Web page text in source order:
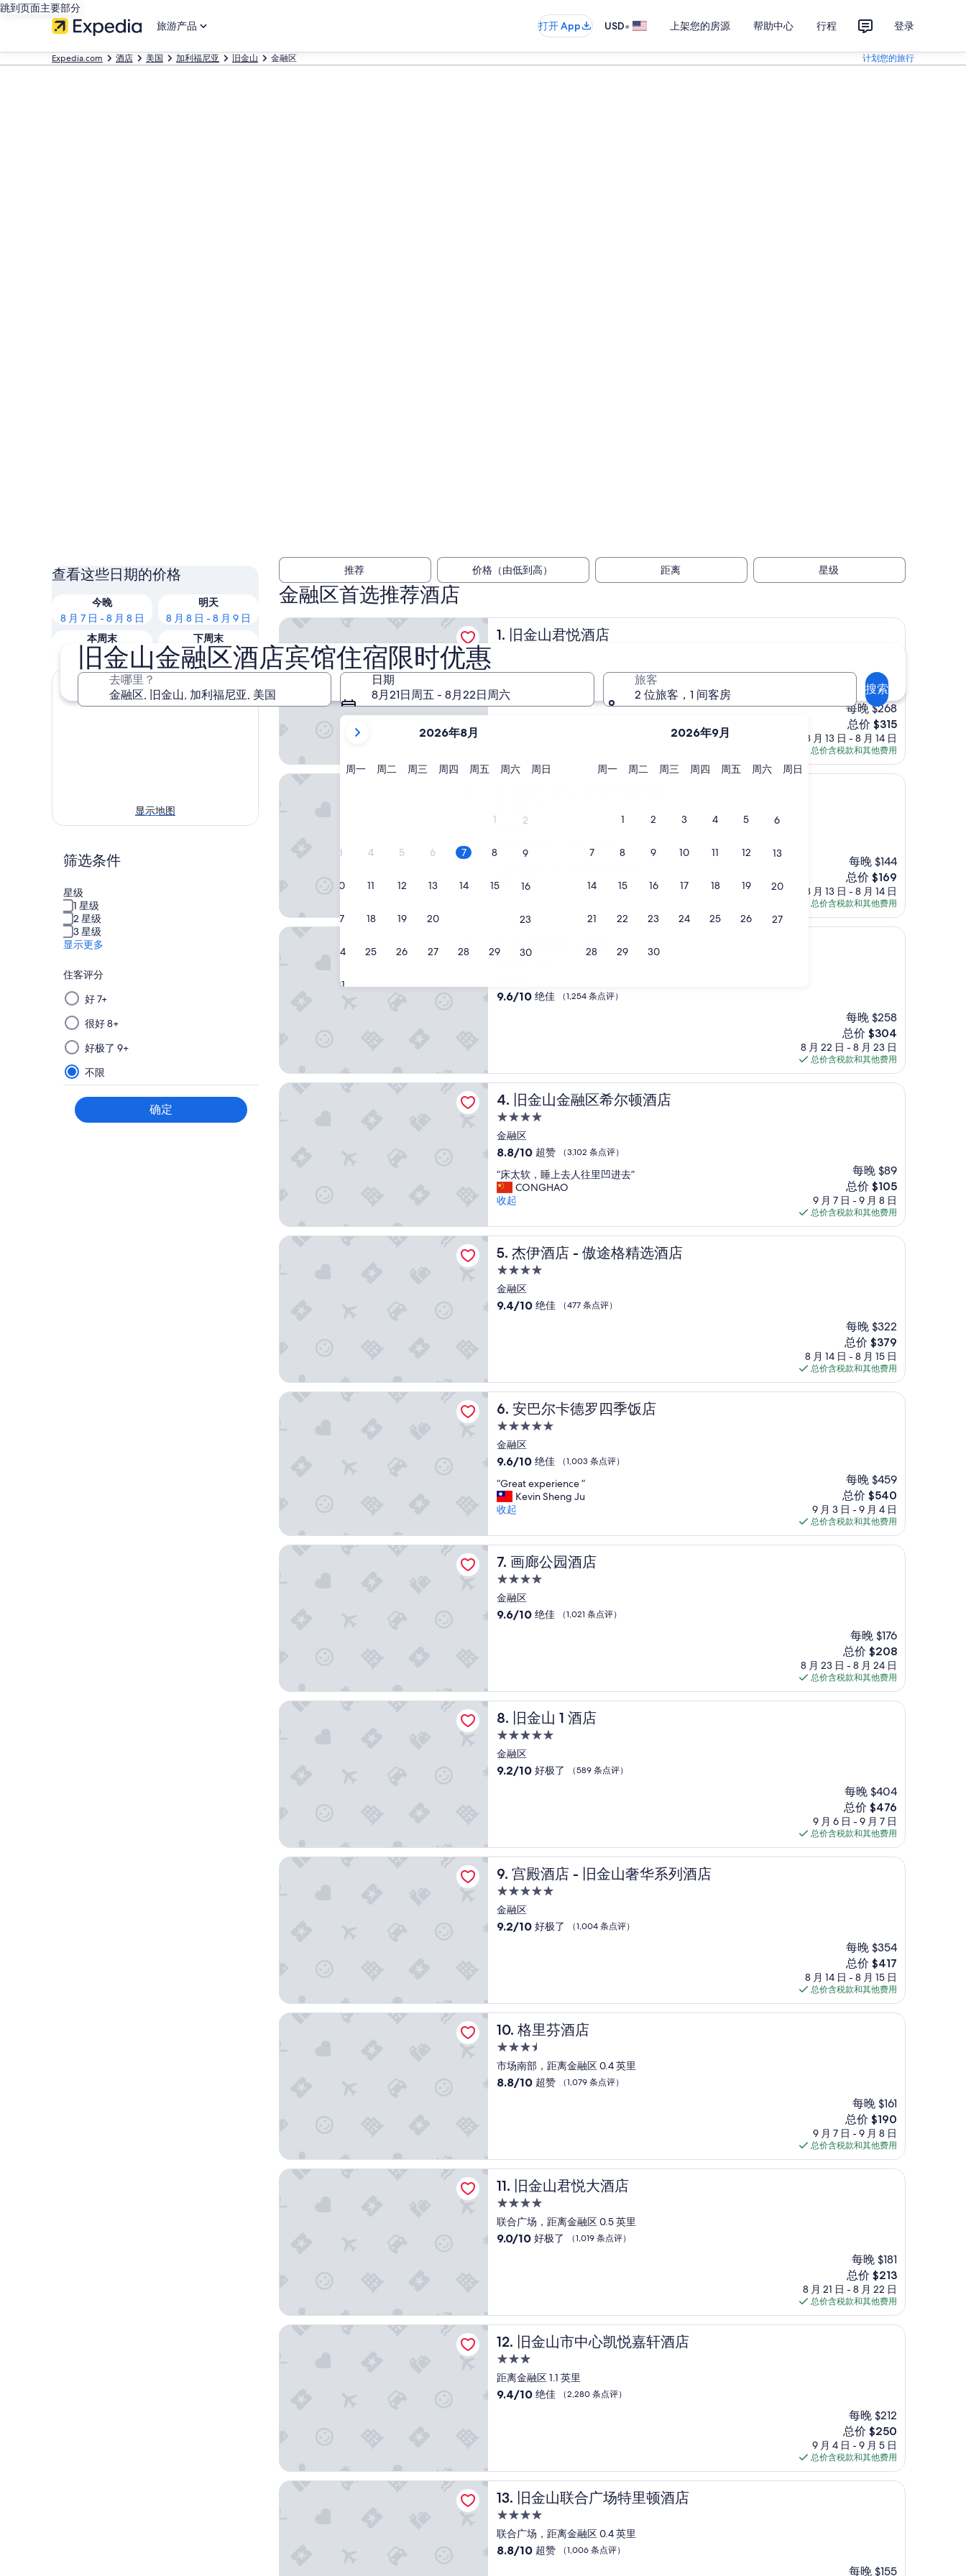
跳到页面主要部分
旅游产品
打开 App USD• 上架您的房源 帮助中心 行程 登录
Expedia.com 酒店 美国 加利福尼亚 旧金山 金融区 计划您的旅行
旧金山金融区酒店宾馆住宿限时优惠
去哪里？
日期
8月21日周五 - 8月22日周六
当
示
年
和
September。
2026年8月
周一星
周二 周三星
周四星
周五星
周六星
周日
1
2
3 4 5 6 7 8 9
10 11 12 13 14 15 16
17 18 19 20 23
24 25 26 27 28 29 30
31
2026年9月
周一星
周二 周三星
周四星
周五星
周六星
周日 星
1
2 3 4 5 6
7 8 9 10 11 12 13
14 15 16 17 18 19 20
21 22 23 24 25 26 27
28 29 30
旅客
2 位旅客，1 间客房
搜索
查看这些日期的价格
今晚
8 月 7 日 - 8 月 8 日
明天
8 月 8 日 - 8 月 9 日
本周末
8 月 7 日 - 8 月 9 日
下周末
8 月 14 日 - 8 月 16 日
显示地图
筛选条件
星级
1 星级
2 星级
3 星级
显示更多
住客评分
从
该
组
选
择
筛
选
好 7+
很好 8+
好极了 9+
不限
确定
推荐 价格（由低到高） 距离 星级
金融区首选推荐酒店
1. 旧金山君悦酒店
旧金山君悦酒店
宿
金融区
9.2
分，
极
了，
点
9.2/10 （2,407 条点评）
每晚 $268
新
价
格
$315
总价 $315
8 月 13 日 - 8 月 14 日
总价含税款和其他费用
旧金山君悦酒店
星
宿
金融区
分，
分
10，
条
点
o
!
h
t
i
o
s
g
o
d
!
收起
每晚 $144
新
价
格
$169
总价 $169
8 月 13 日 - 8 月 14 日
总价含税款和其他费用
旧金山码头区俱乐部酒店
3. 奥尼旧金山酒店
住
9.6
佳，
（1,254
条
点
评）
9.6/10 绝佳 （1,254 条点评）
每晚 $258
新
价
格
$304
总价 $304
8 月 22 日 - 8 月 23 日
总价含税款和其他费用
奥尼旧金山酒店
4. 旧金山金融区希尔顿酒店
旧金山金融区希尔顿酒店
4.0
星
住
金融区
8.8
总
分
10，
赞，
条
点
8.8/10 超赞 （3,102 条点评）
“
床
太
，
睡
上
去
人
往
里
“床太软，睡上去人往里凹进去”
CONGHAO
收起
每晚 $89
新
价
格
$105
总价 $105
9 月 7 日 - 9 月 8 日
总价含税款和其他费用
旧金山金融区希尔顿酒店
5. 杰伊酒店 - 傲途格精选酒店
杰伊酒店 - 傲途格精选酒店
4.0
星
住
金融区
9.4
佳，
（477
条
点
评）
9.4/10 绝佳 （477 条点评）
每晚 $322
新
价
格
$379
总价 $379
8 月 14 日 - 8 月 15 日
总价含税款和其他费用
杰伊酒店 - 傲途格精选酒店
6. 安巴尔卡德罗四季饭店
安巴尔卡德罗四季饭店
5.0
星
住
金融区
9.6
总
分
10，
佳，
条
点
9.6/10 绝佳 （1,003 条点评）
“
G
r
a
t
e
p
e
r
”
“Great experience ”
Kevin Sheng Ju
收起
每晚 $459
新
价
格
$540
总价 $540
9 月 3 日 - 9 月 4 日
总价含税款和其他费用
安巴尔卡德罗四季饭店
7. 画廊公园酒店
画廊公园酒店
4.0
星
住
金融区
9.6
佳，
（1,021
条
点
评）
9.6/10 绝佳 （1,021 条点评）
每晚 $176
新
价
格
$208
总价 $208
8 月 23 日 - 8 月 24 日
总价含税款和其他费用
画廊公园酒店
8. 旧金山 1 酒店
旧金山 1 酒店
5.0
星
住
金融区
9.2
极
了，
（589
条
点
评）
9.2/10 好极了 （589 条点评）
每晚 $404
新
价
格
$476
总价 $476
9 月 6 日 - 9 月 7 日
总价含税款和其他费用
旧金山 1 酒店
9. 宫殿酒店 - 旧金山奢华系列酒店
宫殿酒店 - 旧金山奢华系列酒店
5.0
星
住
金融区
9.2
极
了，
（1,004
条
点
评）
9.2/10 好极了 （1,004 条点评）
每晚 $354
新
价
格
$417
总价 $417
8 月 14 日 - 8 月 15 日
总价含税款和其他费用
宫殿酒店 - 旧金山奢华系列酒店
10. 格里芬酒店
格里芬酒店
3.5
星
住
市场南部，距离金融区 0.4 英里
8.8
赞，
（1,079
条
点
评）
8.8/10 超赞 （1,079 条点评）
每晚 $161
新
价
格
$190
总价 $190
9 月 7 日 - 9 月 8 日
总价含税款和其他费用
格里芬酒店
11. 旧金山君悦大酒店
旧金山君悦大酒店
4.0
星
住
联合广场，距离金融区 0.5 英里
9.0
极
了，
（1,019
条
点
评）
9.0/10 好极了 （1,019 条点评）
每晚 $181
新
价
格
$213
总价 $213
8 月 21 日 - 8 月 22 日
总价含税款和其他费用
旧金山君悦大酒店
12. 旧金山市中心凯悦嘉轩酒店
旧金山市中心凯悦嘉轩酒店
3.0
星
住
距离金融区 1.1 英里
9.4
佳，
（2,280
条
点
评）
9.4/10 绝佳 （2,280 条点评）
每晚 $212
新
价
格
$250
总价 $250
9 月 4 日 - 9 月 5 日
总价含税款和其他费用
旧金山市中心凯悦嘉轩酒店
13. 旧金山联合广场特里顿酒店
旧金山联合广场特里顿酒店
4.0
星
住
联合广场，距离金融区 0.4 英里
8.8
8.8/10 超赞 （1,006 条点评）
每晚 $155
旧金山联合广场特里顿酒店